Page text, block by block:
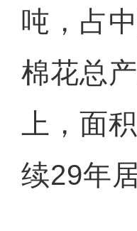
吨，占
棉花总
上，面
续29年